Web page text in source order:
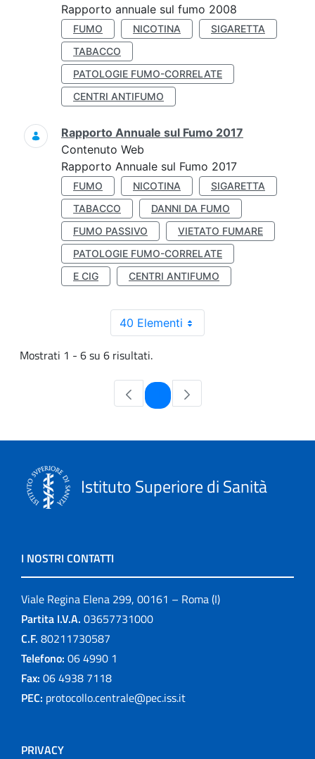
Rapporto annuale sul fumo 2008
FUMO NICOTINA
SIGARETTA
TABACCO
PATOLOGIE FUMO-CORRELATE
CENTRI ANTIFUMO
Rapporto Annuale sul Fumo 2017
Contenuto Web
Rapporto Annuale sul Fumo 2017
FUMO NICOTINA
SIGARETTA
TABACCO
DANNI DA FUMO
FUMO PASSIVO
VIETATO FUMARE
PATOLOGIE FUMO-CORRELATE
E CIG
CENTRI ANTIFUMO
40 Elementi
Mostrati 1 - 6 su 6 risultati.
Pagina
Istituto Superiore di Sanità
I NOSTRI CONTATTI
Viale Regina Elena 299, 00161 – Roma (I)
Partita I.V.A. 03657731000
C.F. 80211730587
Telefono: 06 4990 1
Fax: 06 4938 7118
PEC: protocollo.centrale@pec.iss.it
PRIVACY